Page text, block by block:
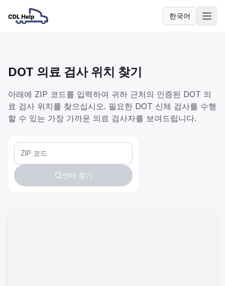
한국어
언어
DOT 의료 검사 위치 찾기
아래에 ZIP 코드를 입력하여 귀하 근처의 인증된 DOT 의
료 검사 위치를 찾으십시오. 필요한 DOT 신체 검사를 수행
할 수 있는 가장 가까운 의료 검사자를 보여드립니다.
센터 찾기